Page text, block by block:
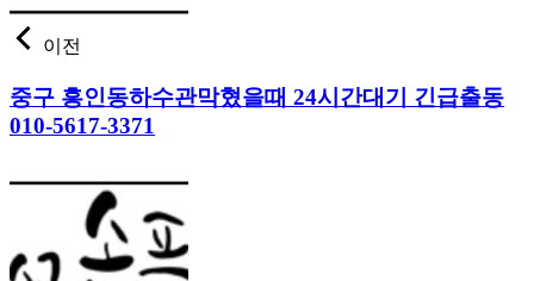
이전
중구 흥인동하수관막혔을때 24시간대기 긴급출동
010-5617-3371